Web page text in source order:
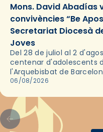
Mons. David Abadías
convivències “Be
Secretariat Diocesà
Joves
Del 28 de juliol al 2
centenar d'adolescents
l'Arquebisbat de
les convivències Be
06/08/2026